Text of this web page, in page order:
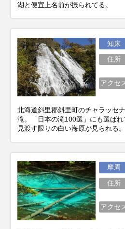
湖と便宜上名前が振られてる。
知床
住所
アクセ
北海道斜里郡斜里町のチャラッセ
滝。「日本の滝100選」にも選ばれ
見渡す限りの白い海原が見られる。
摩周
住所
アクセ